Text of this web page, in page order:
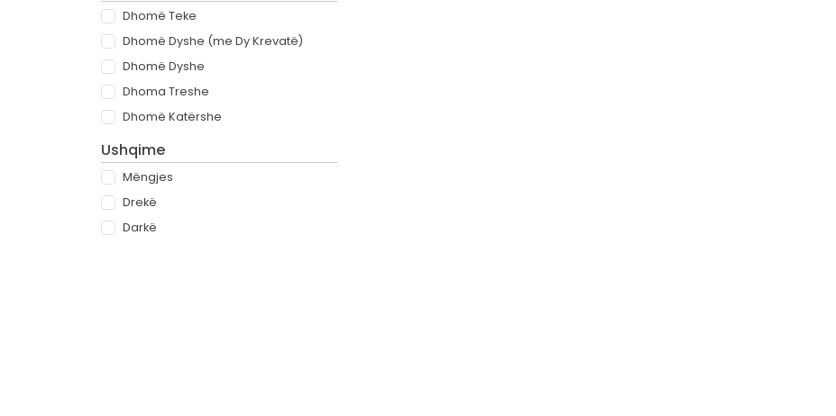
Dhomë Teke
Dhomë Dyshe (me Dy Krevatë)
Dhomë Dyshe
Dhoma Treshe
Dhomë Katërshe
Ushqime
Mëngjes
Drekë
Darkë